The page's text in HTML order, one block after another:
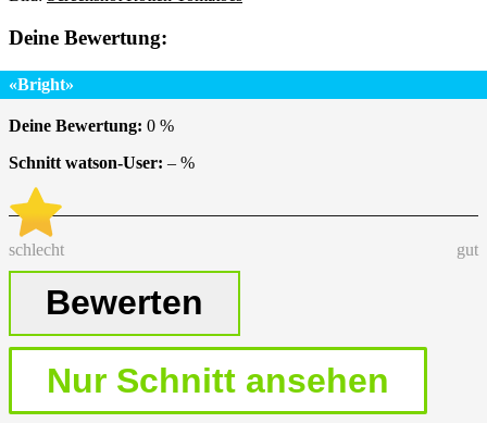
Deine Bewertung:
«Bright»
Deine Bewertung: 0 %
Schnitt watson-User: – %
schlecht gut